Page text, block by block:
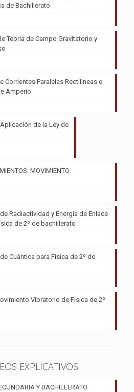
de Bachillerato
Teoría de Campo Gravitatorio y
Corrientes Paralelas Rectilíneas e
Amperio
de la Ley de
MOVIMIENTO
Radiactividad y Energía de Enlace
de 2º de bachillerato
Cuántica para Física de 2º de
Vibratorio de Física de 2º
EXPLICATIVOS
Y BACHILLERATO.